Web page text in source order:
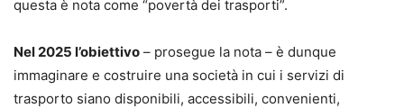
questa è nota come “povertà dei trasporti”.
Nel 2025 l’obiettivo – prosegue la nota – è dunque
immaginare e costruire una società in cui i servizi di
trasporto siano disponibili, accessibili, convenienti,